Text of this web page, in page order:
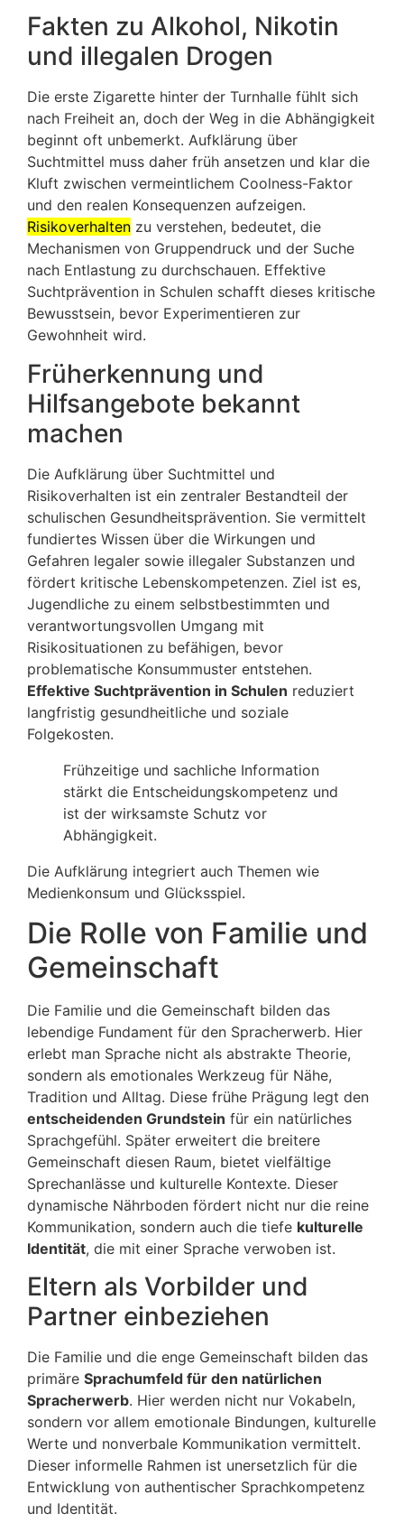
Fakten zu Alkohol, Nikotin
und illegalen Drogen
Die erste Zigarette hinter der Turnhalle fühlt sich
nach Freiheit an, doch der Weg in die Abhängigkeit
beginnt oft unbemerkt. Aufklärung über
Suchtmittel muss daher früh ansetzen und klar die
Kluft zwischen vermeintlichem Coolness-Faktor
und den realen Konsequenzen aufzeigen.
Risikoverhalten zu verstehen, bedeutet, die
Mechanismen von Gruppendruck und der Suche
nach Entlastung zu durchschauen. Effektive
Suchtprävention in Schulen schafft dieses kritische
Bewusstsein, bevor Experimentieren zur
Gewohnheit wird.
Früherkennung und
Hilfsangebote bekannt
machen
Die Aufklärung über Suchtmittel und
Risikoverhalten ist ein zentraler Bestandteil der
schulischen Gesundheitsprävention. Sie vermittelt
fundiertes Wissen über die Wirkungen und
Gefahren legaler sowie illegaler Substanzen und
fördert kritische Lebenskompetenzen. Ziel ist es,
Jugendliche zu einem selbstbestimmten und
verantwortungsvollen Umgang mit
Risikosituationen zu befähigen, bevor
problematische Konsummuster entstehen.
Effektive Suchtprävention in Schulen reduziert
langfristig gesundheitliche und soziale
Folgekosten.
Frühzeitige und sachliche Information
stärkt die Entscheidungskompetenz und
ist der wirksamste Schutz vor
Abhängigkeit.
Die Aufklärung integriert auch Themen wie
Medienkonsum und Glücksspiel.
Die Rolle von Familie und
Gemeinschaft
Die Familie und die Gemeinschaft bilden das
lebendige Fundament für den Spracherwerb. Hier
erlebt man Sprache nicht als abstrakte Theorie,
sondern als emotionales Werkzeug für Nähe,
Tradition und Alltag. Diese frühe Prägung legt den
entscheidenden Grundstein für ein natürliches
Sprachgefühl. Später erweitert die breitere
Gemeinschaft diesen Raum, bietet vielfältige
Sprechanlässe und kulturelle Kontexte. Dieser
dynamische Nährboden fördert nicht nur die reine
Kommunikation, sondern auch die tiefe kulturelle
Identität, die mit einer Sprache verwoben ist.
Eltern als Vorbilder und
Partner einbeziehen
Die Familie und die enge Gemeinschaft bilden das
primäre Sprachumfeld für den natürlichen
Spracherwerb. Hier werden nicht nur Vokabeln,
sondern vor allem emotionale Bindungen, kulturelle
Werte und nonverbale Kommunikation vermittelt.
Dieser informelle Rahmen ist unersetzlich für die
Entwicklung von authentischer Sprachkompetenz
und Identität.